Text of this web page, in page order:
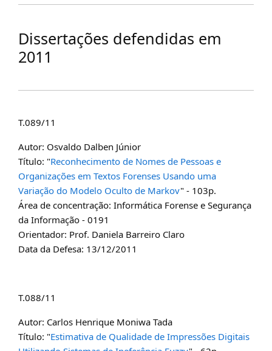
Dissertações defendidas em
2011
T.089/11
Autor: Osvaldo Dalben Júnior
Título: "Reconhecimento de Nomes de Pessoas e
Organizações em Textos Forenses Usando uma
Variação do Modelo Oculto de Markov" - 103p.
Área de concentração: Informática Forense e Segurança
da Informação - 0191
Orientador: Prof. Daniela Barreiro Claro
Data da Defesa: 13/12/2011
T.088/11
Autor: Carlos Henrique Moniwa Tada
Título: "Estimativa de Qualidade de Impressões Digitais